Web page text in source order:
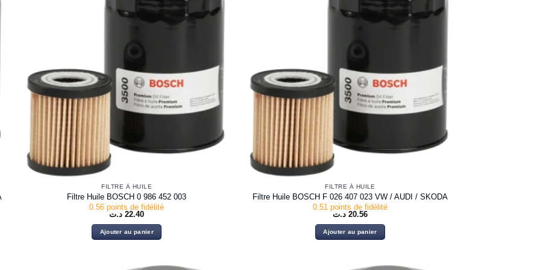
FILTRE À HUILE
Filtre Huile BOSCH 0 986 452 003
0.56 points de fidélité
22.40 د.ت
Ajouter au panier
FILTRE À HUILE
Filtre Huile BOSCH F 026 407 023 VW / AUDI / SKODA
0.51 points de fidélité
20.56 د.ت
Ajouter au panier